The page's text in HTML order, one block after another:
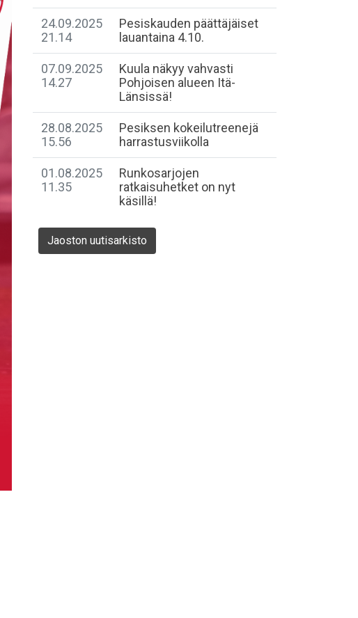
24.09.2025
21.14
Pesiskauden päättäjäiset
lauantaina 4.10.
07.09.2025
14.27
Kuula näkyy vahvasti
Pohjoisen alueen Itä-
Länsissä!
28.08.2025
15.56
Pesiksen kokeilutreenejä
harrastusviikolla
01.08.2025
11.35
Runkosarjojen
ratkaisuhetket on nyt
käsillä!
Jaoston uutisarkisto